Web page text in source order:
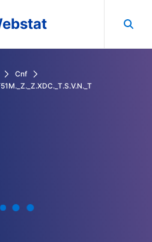
Cnf